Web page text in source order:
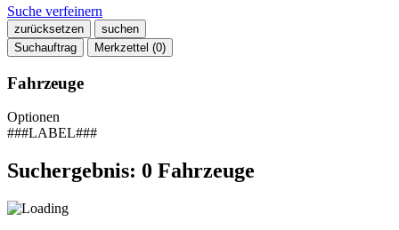
Suche verfeinern
zurücksetzen
suchen
Suchauftrag
Merkzettel (0)
Fahrzeuge
Optionen
###LABEL###
Suchergebnis: 0 Fahrzeuge